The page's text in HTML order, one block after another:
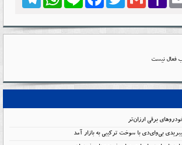
فعال نیست
برقی ارزان‌تر
بی‌وای‌دی با سوخت ترکیبی به بازار آمد